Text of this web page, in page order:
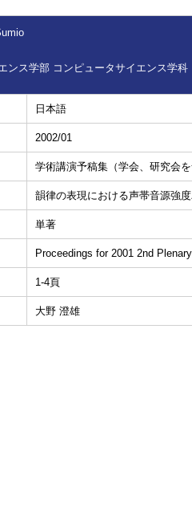
ンス学部 コンピュータサイエンス学科
日本語
2002/01
学術講演予稿集（学会、研究会
韻律の表現における声帯音源強
単著
Proceedings for 2001 2nd
1-4頁
大野 澄雄